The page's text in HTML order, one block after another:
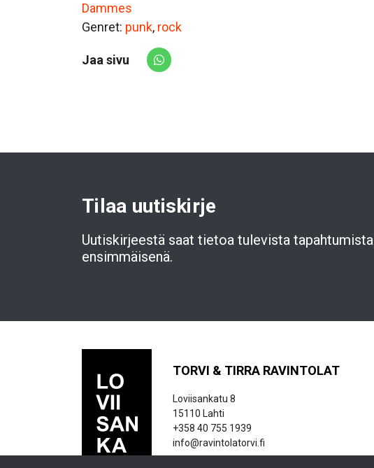
Dammes
Genret: punk, rock
Jaa sivu
Share via Whatsapp
Tilaa uutiskirje
Uutiskirjeestä saat tietoa tulevista tapahtumista
ensimmäisenä.
TORVI & TIRRA RAVINTOLAT
Loviisankatu 8
15110 Lahti
+358 40 755 1939
info@ravintolatorvi.fi